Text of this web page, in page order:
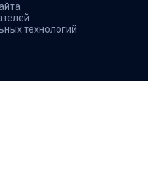
технологий